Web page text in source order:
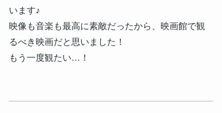
います♪
映像も音楽も最高に素敵だったから、映画館で観
るべき映画だと思いました！
もう一度観たい…！